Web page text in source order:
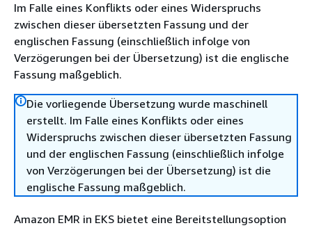
Im Falle eines Konflikts oder eines Widerspruchs
zwischen dieser übersetzten Fassung und der
englischen Fassung (einschließlich infolge von
Verzögerungen bei der Übersetzung) ist die englische
Fassung maßgeblich.
Die vorliegende Übersetzung wurde maschinell
erstellt. Im Falle eines Konflikts oder eines
Widerspruchs zwischen dieser übersetzten Fassung
und der englischen Fassung (einschließlich infolge
von Verzögerungen bei der Übersetzung) ist die
englische Fassung maßgeblich.
Amazon EMR in EKS bietet eine Bereitstellungsoption